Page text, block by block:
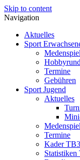
Skip to content
Navigation
Aktuelles
Sport
Termine
Gebühren
Sport Jugend
Aktuelles
Termine
Kader TB3
Statistiken